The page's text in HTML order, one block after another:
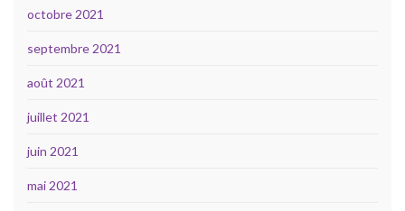
octobre 2021
septembre 2021
août 2021
juillet 2021
juin 2021
mai 2021